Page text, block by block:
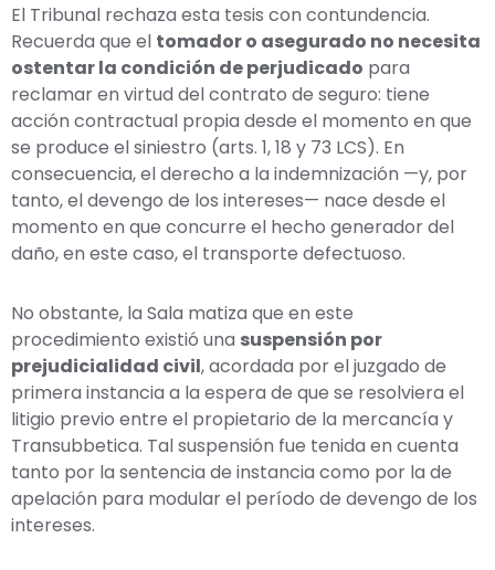
El Tribunal rechaza esta tesis con contundencia.
Recuerda que el tomador o asegurado no necesita
ostentar la condición de perjudicado para
reclamar en virtud del contrato de seguro: tiene
acción contractual propia desde el momento en que
se produce el siniestro (arts. 1, 18 y 73 LCS). En
consecuencia, el derecho a la indemnización —y, por
tanto, el devengo de los intereses— nace desde el
momento en que concurre el hecho generador del
daño, en este caso, el transporte defectuoso.
No obstante, la Sala matiza que en este
procedimiento existió una suspensión por
prejudicialidad civil, acordada por el juzgado de
primera instancia a la espera de que se resolviera el
litigio previo entre el propietario de la mercancía y
Transubbetica. Tal suspensión fue tenida en cuenta
tanto por la sentencia de instancia como por la de
apelación para modular el período de devengo de los
intereses.